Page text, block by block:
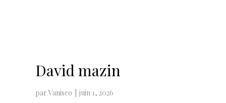
David mazin
par Vaniseo juin 1, 2026